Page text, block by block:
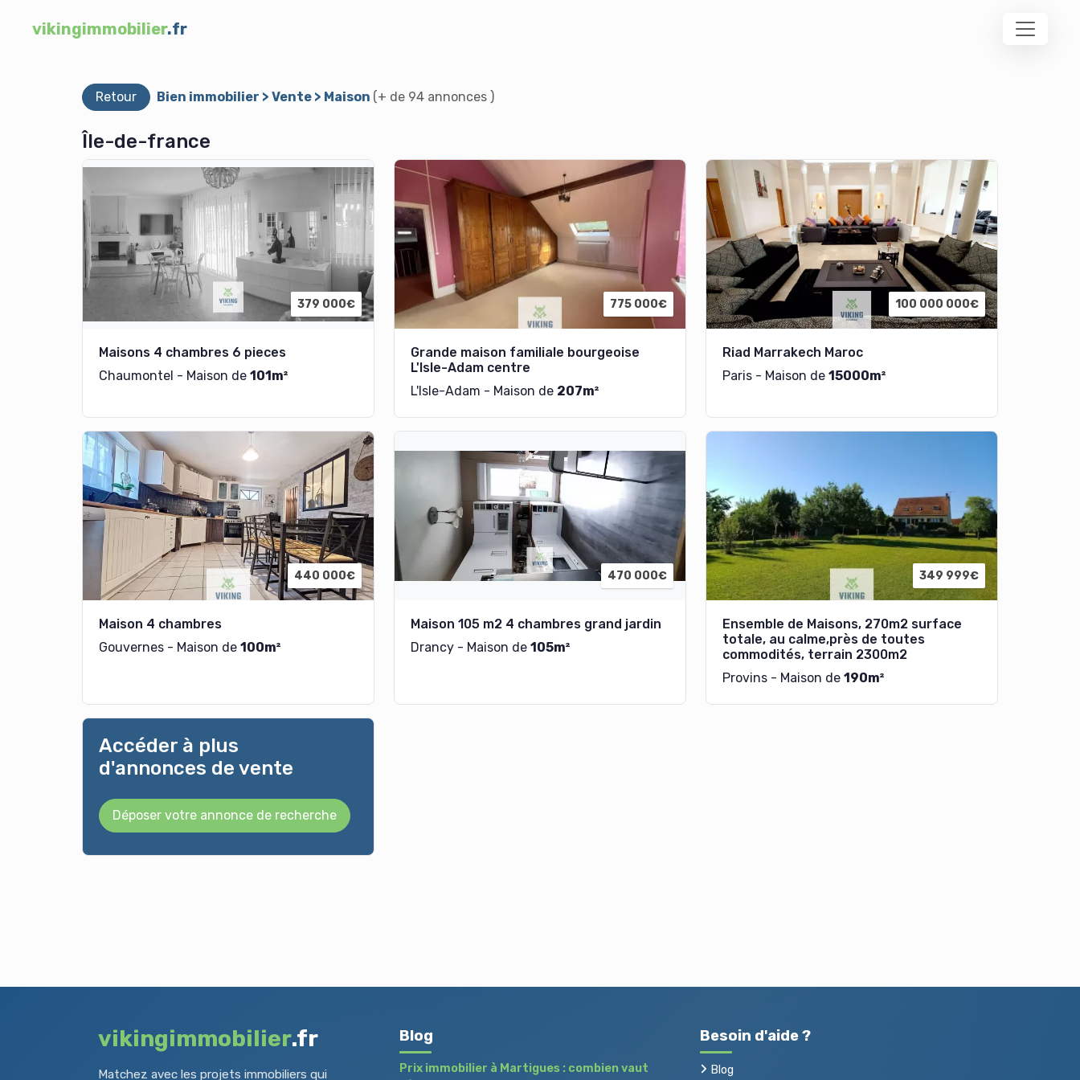
vikingimmobilier.fr
Retour Bien immobilier > Vente > Maison (+ de 94 annonces )
Île-de-france
379 000€
Maisons 4 chambres 6 pieces
Chaumontel - Maison de 101m²
775 000€
Grande maison familiale bourgeoise
L'Isle-Adam centre
L'Isle-Adam - Maison de 207m²
100 000 000€
Riad Marrakech Maroc
Paris - Maison de 15000m²
440 000€
Maison 4 chambres
Gouvernes - Maison de 100m²
470 000€
Maison 105 m2 4 chambres grand jardin
Drancy - Maison de 105m²
349 999€
Ensemble de Maisons, 270m2 surface
totale, au calme,près de toutes
commodités, terrain 2300m2
Provins - Maison de 190m²
Accéder à plus
d'annonces de vente
Déposer votre annonce de recherche
vikingimmobilier.fr
Matchez avec les projets immobiliers qui
Blog
Prix immobilier à Martigues : combien vaut
Besoin d'aide ?
Blog